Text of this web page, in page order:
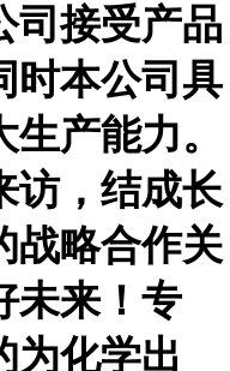
司接受产品
时本公司具
产能力。
访，结成长
战略合作关
未来！专
为化学出